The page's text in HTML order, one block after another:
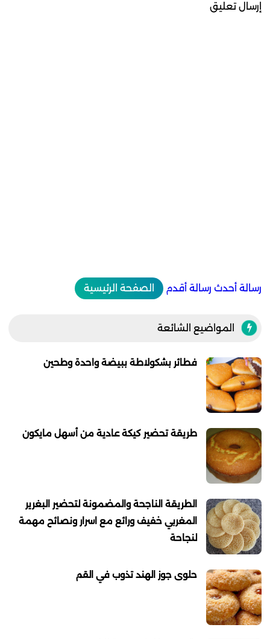
إرسال تعليق
رسالة أحدث رسالة أقدم الصفحة الرئيسية
المواضيع الشائعة
فطائر بشكولاطة ببيضة واحدة وطحين
طريقة تحضير كيكة عادية من أسهل مايكون
الطريقة الناجحة والمضمونة لتحضير البغرير
المغربي خفيف ورائع مع اسرار ونصائح مهمة
لنجاحة
حلوى جوز الهند تذوب في القم